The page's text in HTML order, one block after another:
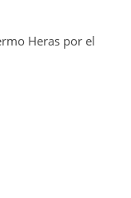
Heras por el